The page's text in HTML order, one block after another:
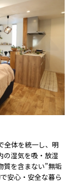
全体を統一し、明
の湿気を吸・放湿
質を含まない”無垢
安心・安全な暮ら